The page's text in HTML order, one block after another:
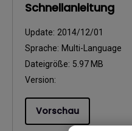
Schnellanleitung
Update: 2014/12/01
Sprache: Multi-Language
Dateigröße: 5.97 MB
Version:
Vorschau